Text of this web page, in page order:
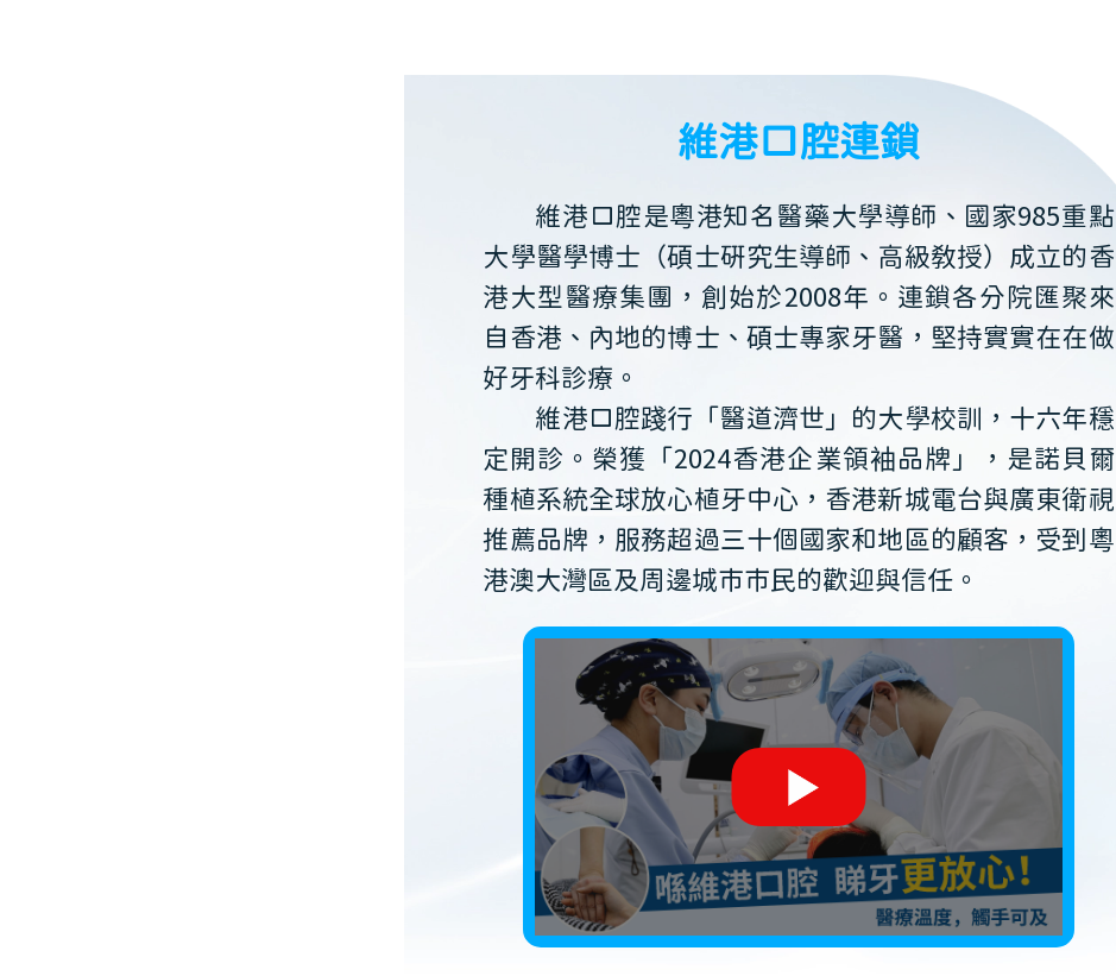
維港口腔連鎖
維港口腔是粵港知名醫藥大學導師、國家985重點
大學醫學博士（碩士研究生導師、高級教授）成立的香
港大型醫療集團，創始於2008年。連鎖各分院匯聚來
自香港、內地的博士、碩士專家牙醫，堅持實實在在做
好牙科診療。
維港口腔踐行「醫道濟世」的大學校訓，十六年穩
定開診。榮獲「2024香港企業領袖品牌」，是諾貝爾
種植系統全球放心植牙中心，香港新城電台與廣東衛視
推薦品牌，服務超過三十個國家和地區的顧客，受到粵
港澳大灣區及周邊城市市民的歡迎與信任。